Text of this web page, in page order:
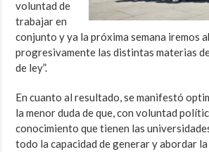
voluntad de
trabajar en
conjunto y ya la próxima semana iremos
progresivamente las distintas materias
de ley”.
En cuanto al resultado, se manifestó
la menor duda de que, con voluntad
conocimiento que tienen las
todo la capacidad de generar y abordar